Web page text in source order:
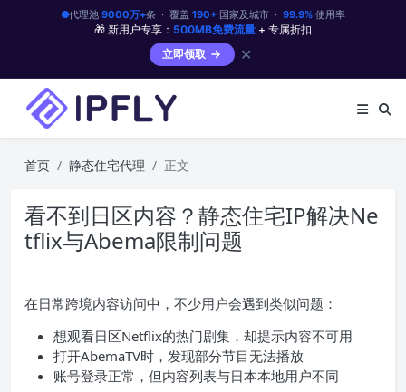
代理池 9000万+条 · 覆盖 190+国家及城市 · 99.9%使用率
🎁 新用户专享： 500MB免费流量 + 专属折扣
立即领取
✕
首页 静态住宅代理 正文
看不到日区内容？静态住宅IP解决Ne
tflix与Abema限制问题
在日常跨境内容访问中，不少用户会遇到类似问题：
想观看日区Netflix的热门剧集，却提示内容不可用
打开AbemaTV时，发现部分节目无法播放
账号登录正常，但内容列表与日本本地用户不同